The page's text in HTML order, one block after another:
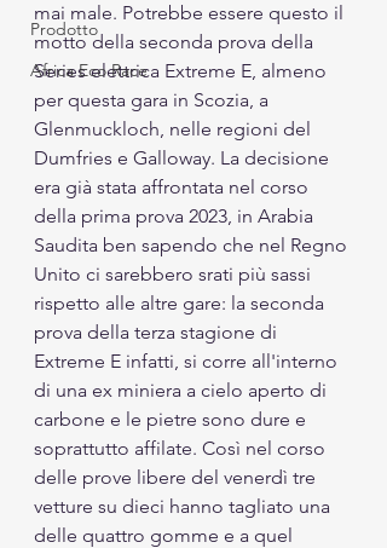
Prodotto
Africa Eco Race
mai male. Potrebbe essere questo il
motto della seconda prova della
Series elettrica Extreme E, almeno
per questa gara in Scozia, a
Glenmuckloch, nelle regioni del
Dumfries e Galloway. La decisione
era già stata affrontata nel corso
della prima prova 2023, in Arabia
Saudita ben sapendo che nel Regno
Unito ci sarebbero srati più sassi
rispetto alle altre gare: la seconda
prova della terza stagione di
Extreme E infatti, si corre all'interno
di una ex miniera a cielo aperto di
carbone e le pietre sono dure e
soprattutto affilate. Così nel corso
delle prove libere del venerdì tre
vetture su dieci hanno tagliato una
delle quattro gomme e a quel